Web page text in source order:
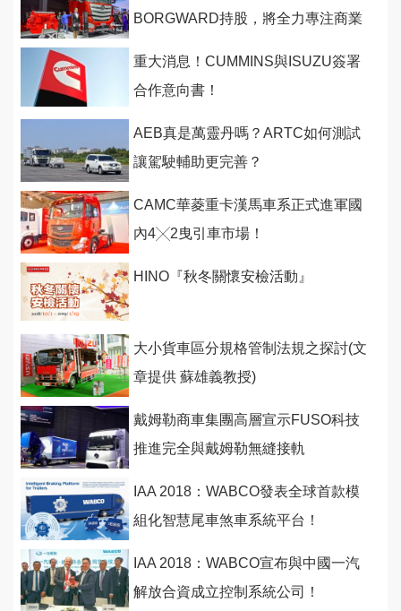
BORGWARD持股，將全力專注商業
重大消息！CUMMINS與ISUZU簽署
合作意向書！
AEB真是萬靈丹嗎？ARTC如何測試
讓駕駛輔助更完善？
CAMC華菱重卡漢馬車系正式進軍國
內4╳2曳引車市場！
HINO『秋冬關懷安檢活動』
大小貨車區分規格管制法規之探討(文
章提供 蘇雄義教授)
戴姆勒商車集團高層宣示FUSO科技
推進完全與戴姆勒無縫接軌
IAA 2018：WABCO發表全球首款模
組化智慧尾車煞車系統平台！
IAA 2018：WABCO宣布與中國一汽
解放合資成立控制系統公司！